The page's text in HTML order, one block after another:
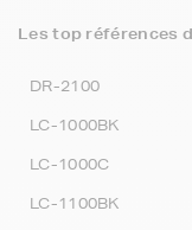
Les top références
DR-2100
LC-1000BK
LC-1000C
LC-1100BK